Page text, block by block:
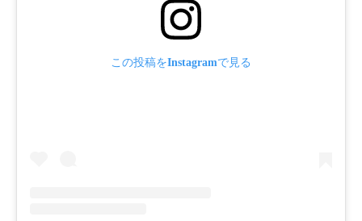
この投稿をInstagramで見る